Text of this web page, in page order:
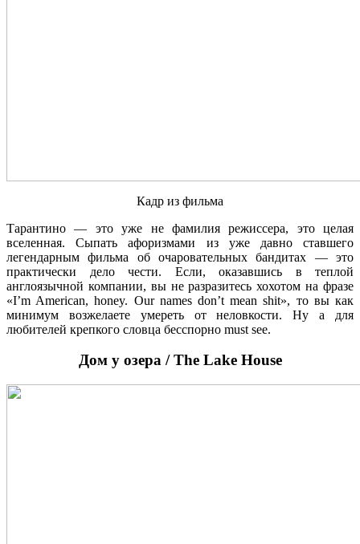
Кадр из фильма
Тарантино — это уже не фамилия режиссера, это целая
вселенная. Сыпать афоризмами из уже давно ставшего
легендарным фильма об очаровательных бандитах — это
практически дело чести. Если, оказавшись в теплой
англоязычной компании, вы не разразитесь хохотом на фразе
«I’m American, honey. Our names don’t mean shit», то вы как
минимум возжелаете умереть от неловкости. Ну а для
любителей крепкого словца бесспорно must see.
Дом у озера / The Lake House